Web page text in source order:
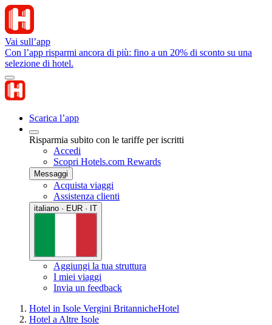
Vai sull’app
Con l’app risparmi ancora di più: fino a un 20% di sconto su una
selezione di hotel.
Scarica l’app
Risparmia subito con le tariffe per iscritti
Accedi
Scopri Hotels.com Rewards
Messaggi
Acquista viaggi
Assistenza clienti
italiano · EUR · IT
Aggiungi la tua struttura
I miei viaggi
Invia un feedback
Hotel in Isole Vergini BritannicheHotel
Hotel a Altre Isole